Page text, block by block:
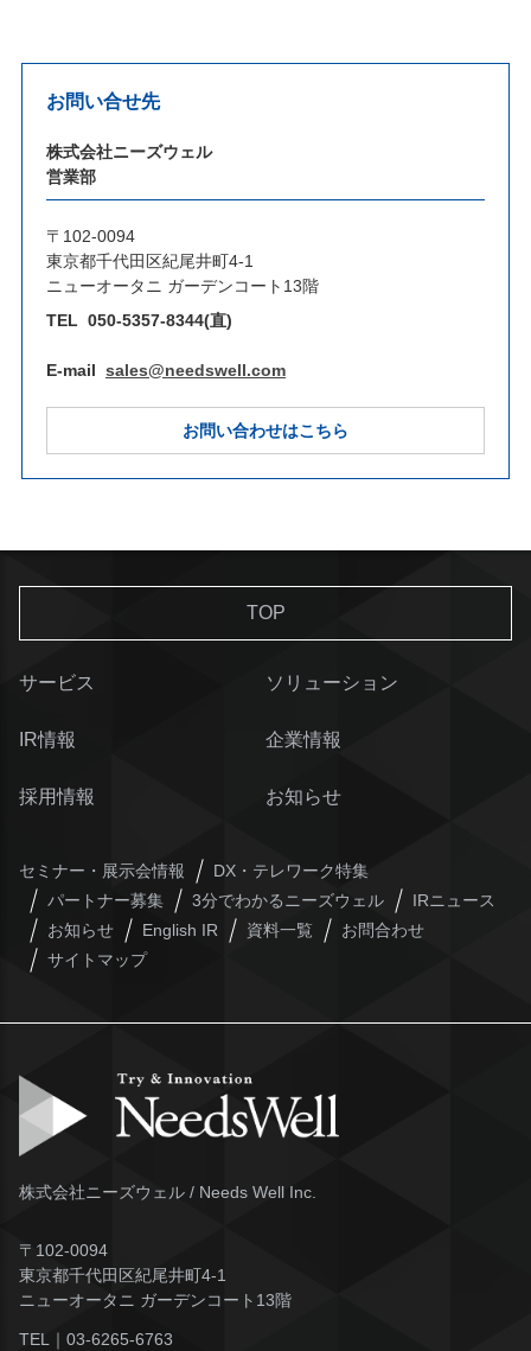
お問い合せ先
株式会社ニーズウェル
営業部
〒102-0094
東京都千代田区紀尾井町4-1
ニューオータニ ガーデンコート13階
TEL 050-5357-8344(直)
E-mail sales@needswell.com
お問い合わせはこちら
TOP
サービス ソリューション
IR情報 企業情報
採用情報 お知らせ
セミナー・展示会情報
DX・テレワーク特集
パートナー募集
3分でわかるニーズウェル
IRニュース
お知らせ
English IR 資料一覧
お問合わせ
サイトマップ
株式会社ニーズウェル / Needs Well Inc.
〒102-0094
東京都千代田区紀尾井町4-1
ニューオータニ ガーデンコート13階
TEL｜ 03-6265-6763